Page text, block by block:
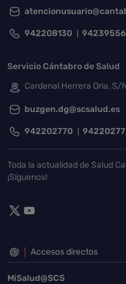
942208130
Servicio Cántabro de Salud
Cardenal Herrera Oria, S/
buzgen.dg@scsalud.es
942202770
Toda la actualidad de Salud
¡Síguenos!
Accesos directos
MiSalud@SCS